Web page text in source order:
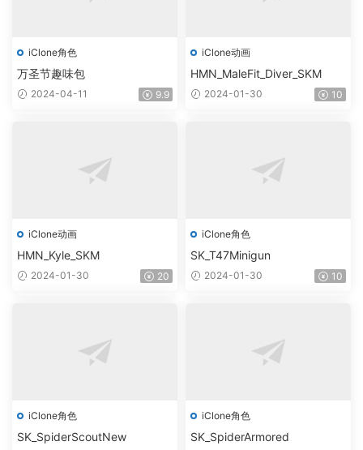
iClone角色
万圣节趣味包
2024-04-11 9.9
iClone动画
HMN_MaleFit_Diver_SKM
2024-01-30 10
iClone动画
HMN_Kyle_SKM
2024-01-30 20
iClone角色
SK_T47Minigun
2024-01-30 10
iClone角色
SK_SpiderScoutNew
iClone角色
SK_SpiderArmored